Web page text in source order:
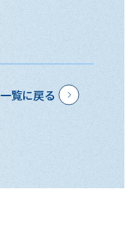
一覧に戻る